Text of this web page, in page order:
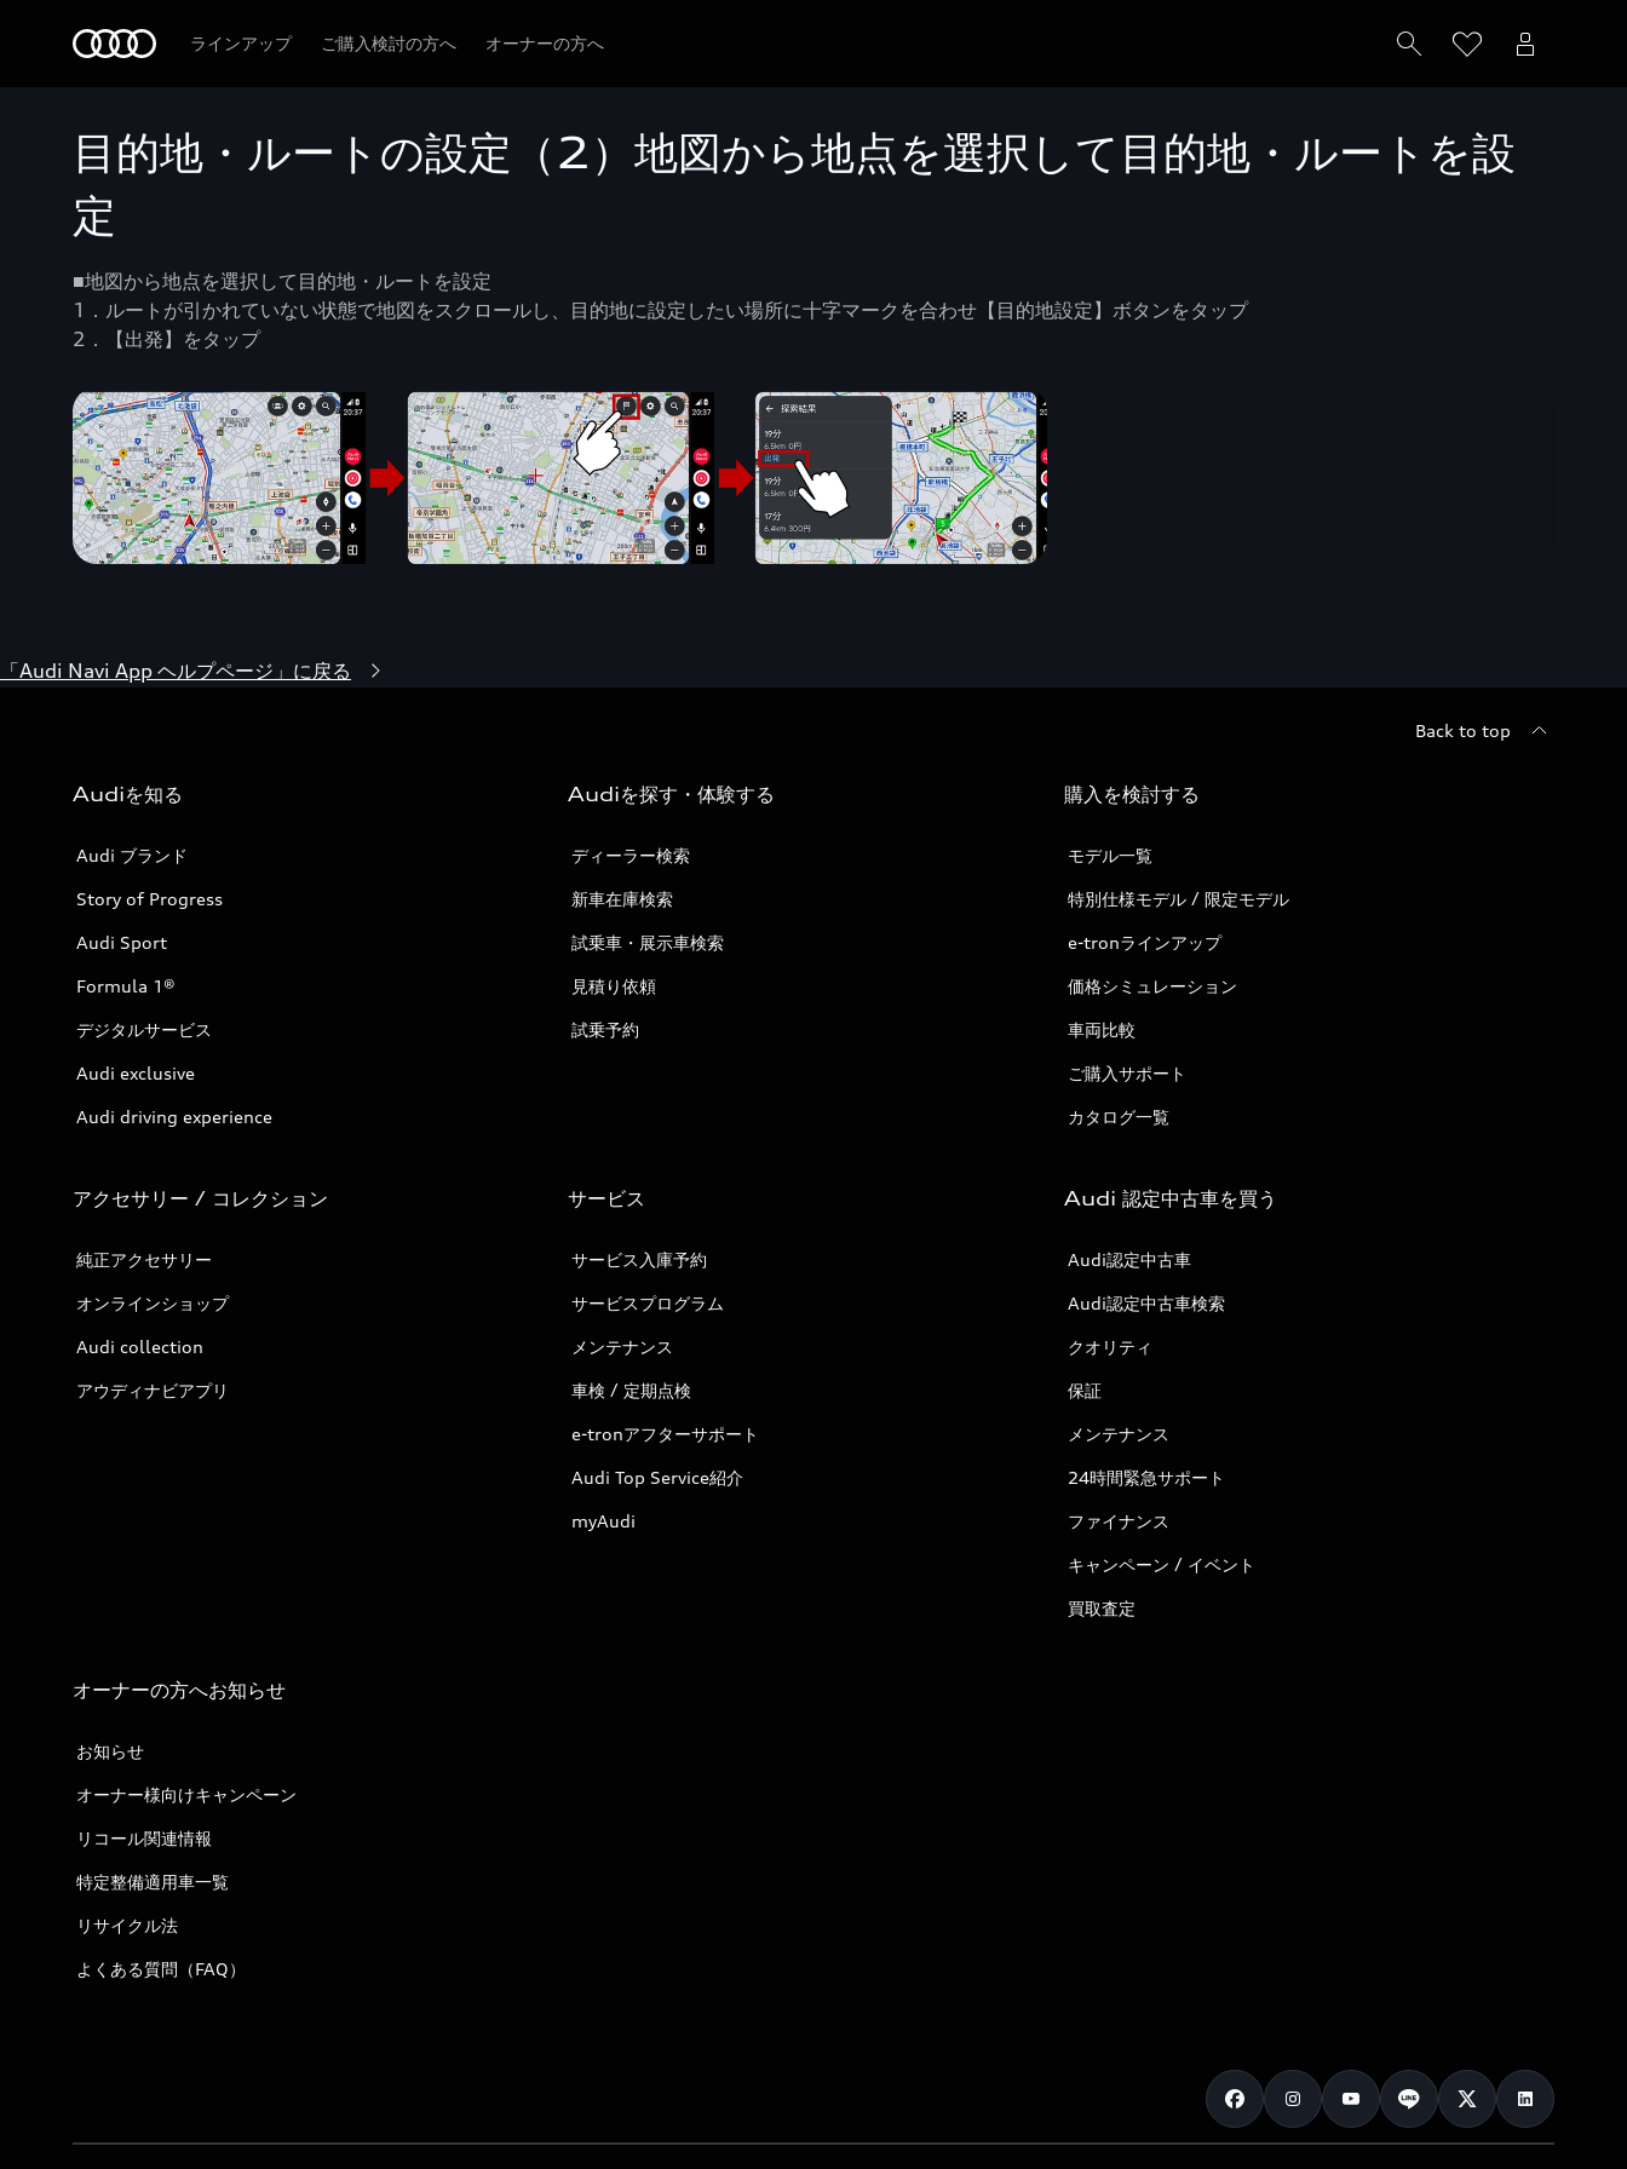
ラインアップ ご購入検討の方へ オーナーの方へ
目的地・ルートの設定（2）地図から地点を選択して目的地・ルートを設
定
■地図から地点を選択して目的地・ルートを設定
1．ルートが引かれていない状態で地図をスクロールし、目的地に設定したい場所に十字マークを合わせ【目的地設定】ボタンをタップ
2．【出発】をタップ
「Audi Navi App ヘルプページ」に戻る
Back to top
Audiを知る
Audi ブランド
Story of Progress
Audi Sport
Formula 1®
デジタルサービス
Audi exclusive
Audi driving experience
Audiを探す・体験する
ディーラー検索
新車在庫検索
試乗車・展示車検索
見積り依頼
試乗予約
購入を検討する
モデル一覧
特別仕様モデル / 限定モデル
e-tronラインアップ
価格シミュレーション
車両比較
ご購入サポート
カタログ一覧
アクセサリー / コレクション
純正アクセサリー
オンラインショップ
Audi collection
アウディナビアプリ
サービス
サービス入庫予約
サービスプログラム
メンテナンス
車検 / 定期点検
e-tronアフターサポート
Audi Top Service紹介
myAudi
Audi 認定中古車を買う
Audi認定中古車
Audi認定中古車検索
クオリティ
保証
メンテナンス
24時間緊急サポート
ファイナンス
キャンペーン / イベント
買取査定
オーナーの方へお知らせ
お知らせ
オーナー様向けキャンペーン
リコール関連情報
特定整備適用車一覧
リサイクル法
よくある質問（FAQ）